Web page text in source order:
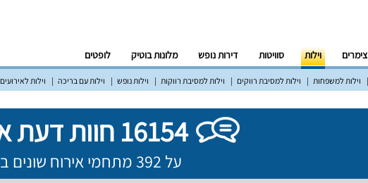
צימרים וילות סוויטות דירות נופש מלונות בוטיק לופטים
וילות למשפחות וילות למסיבת רווקים וילות למסיבת רווקות וילות נופש וילות עם בריכה וילות לאירועים
16154 חוות דעת אמיתיות!
על 392 מתחמי אירוח שונים ברחבי הארץ